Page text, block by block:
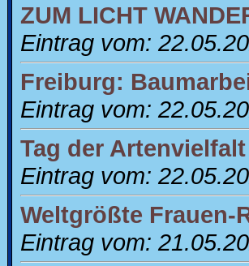
ZUM LICHT
Eintrag vom:
Freiburg:
Eintrag vom:
Tag der
Eintrag vom:
Weltgrößte Frauen-
Eintrag vom: